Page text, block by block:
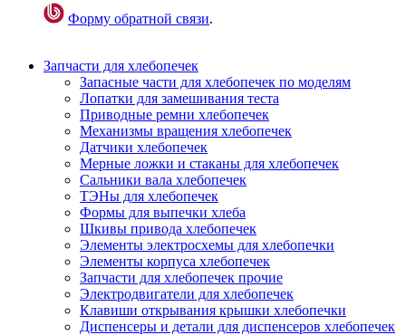
Форму обратной связи.
Запчасти для хлебопечек
Запасные части для хлебопечек по моделям
Лопатки для замешивания теста
Приводные ремни хлебопечек
Механизмы вращения хлебопечек
Датчики хлебопечек
Мерные ложки и стаканы для хлебопечек
Сальники вала хлебопечек
ТЭНы для хлебопечек
Формы для выпечки хлеба
Шкивы привода хлебопечек
Элементы электросхемы для хлебопечки
Элементы корпуса хлебопечек
Запчасти для хлебопечек прочие
Электродвигатели для хлебопечек
Клавиши открывания крышки хлебопечки
Диспенсеры и детали для диспенсеров хлебопечек